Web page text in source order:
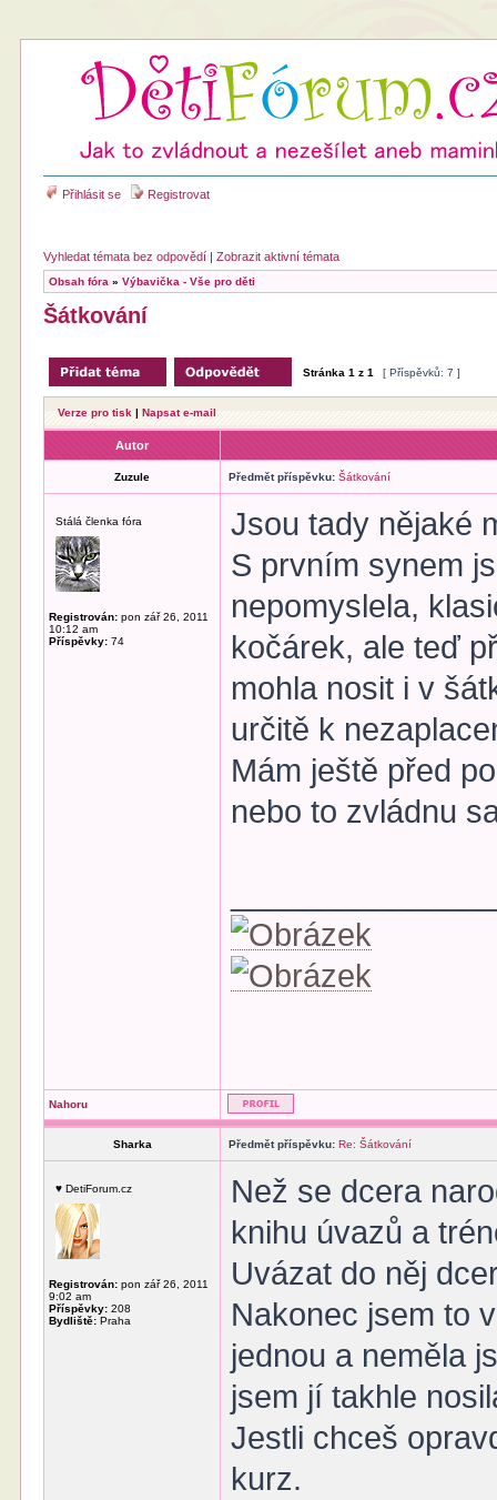
Přihlásit se Registrovat
Vyhledat témata bez odpovědí |Zobrazit aktivní témata
Obsah fóra »Výbavička - Vše pro děti
Šátkování
Stránka1 z1 [ Příspěvků: 7 ]
Verze pro tisk |Napsat e-mail
Autor
Zuzule Předmět příspěvku: Šátkování
Stálá členka fóra
Registrován: pon zář 26, 2011
10:12 am
Příspěvky: 74
Jsou tady nějaké
S prvním synem
nepomyslela,
kočárek, ale teď
mohla nosit i v
určitě k
Mám ještě před
nebo to zvládnu
Nahoru
Sharka Předmět příspěvku: Re: Šátkování
♥ DetiForum.cz
Registrován: pon zář 26, 2011
9:02 am
Příspěvky: 208
Bydliště: Praha
Než se dcera
knihu úvazů a
Uvázat do něj
Nakonec jsem to
jednou a neměla
jsem jí takhle
Jestli chceš
kurz.